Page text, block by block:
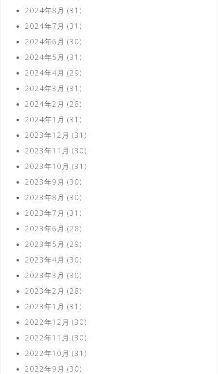
2024年8月 (31)
2024年7月 (31)
2024年6月 (30)
2024年5月 (31)
2024年4月 (29)
2024年3月 (31)
2024年2月 (28)
2024年1月 (31)
2023年12月 (31)
2023年11月 (30)
2023年10月 (31)
2023年9月 (30)
2023年8月 (30)
2023年7月 (31)
2023年6月 (28)
2023年5月 (29)
2023年4月 (30)
2023年3月 (30)
2023年2月 (28)
2023年1月 (31)
2022年12月 (30)
2022年11月 (30)
2022年10月 (31)
2022年9月 (30)